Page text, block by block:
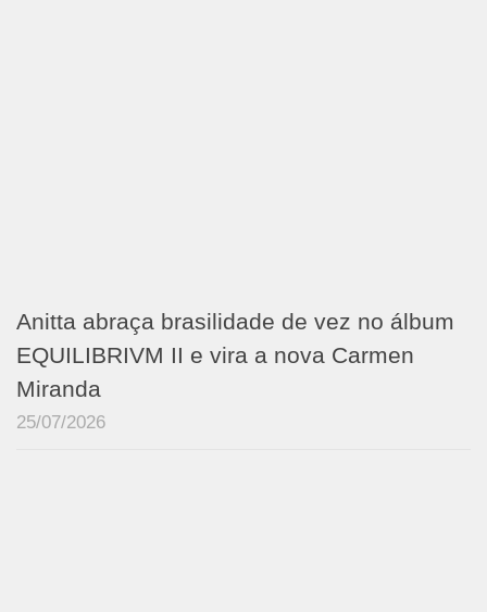
Anitta abraça brasilidade de vez no álbum
EQUILIBRIVM II e vira a nova Carmen
Miranda
25/07/2026